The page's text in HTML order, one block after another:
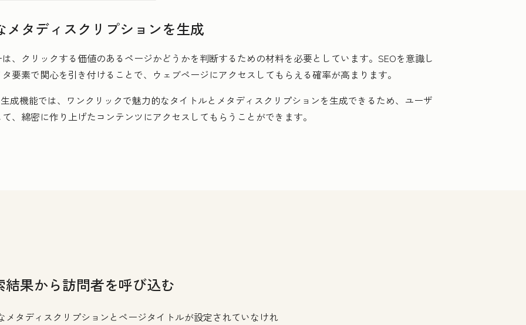
タディスクリプションを生成
、クリックする価値のあるページかどうかを判断するための材料を必要としています。SEOを意識し
要素で関心を引き付けることで、ウェブページにアクセスしてもらえる確率が高まります。
成機能では、ワンクリックで魅力的なタイトルとメタディスクリプションを生成できるため、ユーザ
、綿密に作り上げたコンテンツにアクセスしてもらうことができます。
結果から訪問者を呼び込む
メタディスクリプションとページタイトルが設定されていなけれ